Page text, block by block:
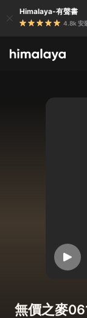
Himalaya-有聲書
4.8k 安
無價之麥